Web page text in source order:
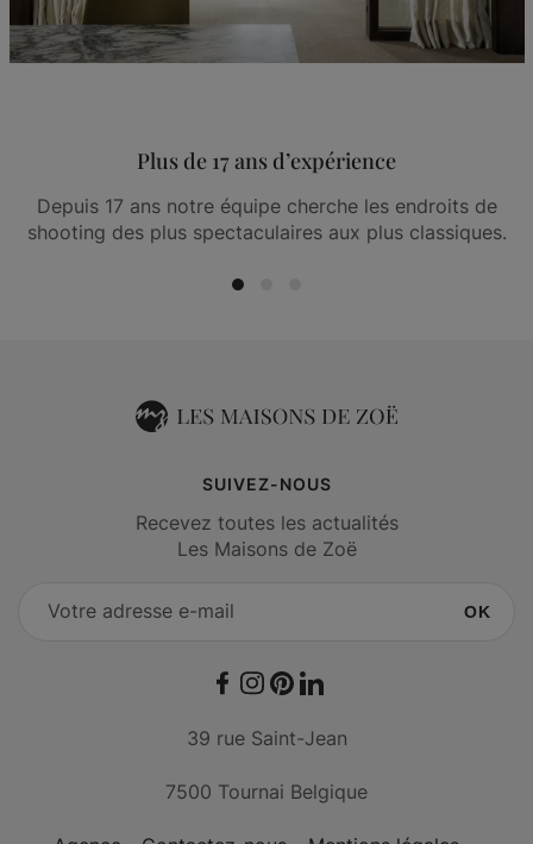
Plus de 17 ans d’expérience
Depuis 17 ans notre équipe cherche les endroits de
shooting des plus spectaculaires aux plus classiques.
39 rue Saint-Jean
7500 Tournai Belgique
SUIVEZ-NOUS
Recevez toutes les actualités
Les Maisons de Zoë
OK